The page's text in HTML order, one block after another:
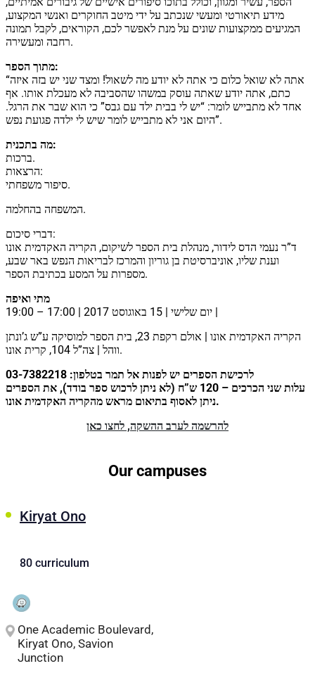
عربيه
let's talk
מידע תיאורטי ומעשי שנכתב על ידי מיטב החוקרים ואנשי המקצוע,
המגיעים ממקצועות שונים על מנת לאפשר לכם, הקוראים, לקבל תמונה
רחבה ומעשירה.
מתוך הספר:
“אתה לא שואל כלום כי אתה לא יודע מה לשאול! ומצד שני יש בזה איזה
כתם, אתה יודע שאתה עוסק במשהו שהסביבה לא מעכלת אותו. אף
אחד לא מתבייש לומר: “יש לי בבית ילד עם גבס” כי הוא שבר את הרגל.
היום אני לא מתבייש לומר שיש לי ילדה פגועת נפש”.
מה בתכנית:
ברכות.
הרצאות:
סיפור משפחתי.
המשפחה בהחלמה.
דברי סיכום:
ד”ר נעמי הדס לידור, מנהלת בית הספר לשיקום, הקריה האקדמית אונו
וענת שליו, אוניברסיטת בן גוריון והמרכז לבריאות הנפש באר שבע,
מספרות על המסע בכתיבת הספר.
מתי ואיפה
יום שלישי | 15 באוגוסט 2017 | 17:00 – 19:00 |
הקריה האקדמית אונו | אולם רקפת 23, בית הספר למוסיקה ע”ש ג’ונתן
ווהל | צה”ל 104, קרית אונו.
לרכישת הספרים יש לפנות אל תמר בטלפון: 03-7382218
עלות שני הכרכים – 120 ש”ח (לא ניתן לרכוש ספר בודד), את הספרים
ניתן לאסוף בתיאום מראש מהקריה האקדמית אונו.
להרשמה לערב ההשקה, לחצו כאן
Our campuses
Kiryat Ono
80 curriculum
One Academic Boulevard,
Kiryat Ono, Savion
Junction